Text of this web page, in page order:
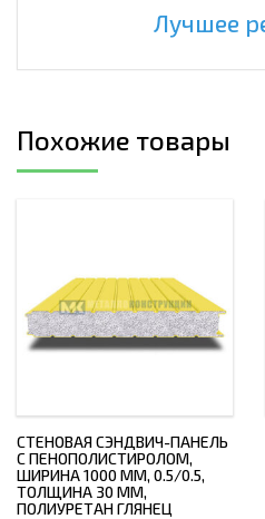
Лучшее
Похожие товары
СТЕНОВАЯ СЭНДВИЧ-ПАНЕЛЬ
С ПЕНОПОЛИСТИРОЛОМ,
ШИРИНА 1000 ММ, 0.5/0.5,
ТОЛЩИНА 30 ММ,
ПОЛИУРЕТАН ГЛЯНЕЦ